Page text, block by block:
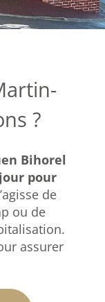
?
Bihorel
pour
de
ou de
assurer